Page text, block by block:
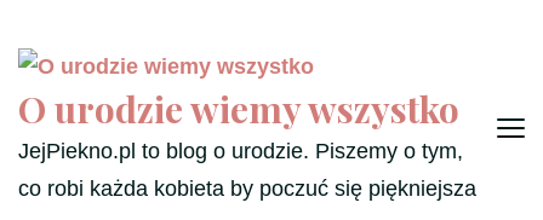
O urodzie wiemy wszystko
JejPiekno.pl to blog o urodzie. Piszemy o tym,
co robi każda kobieta by poczuć się piękniejsza